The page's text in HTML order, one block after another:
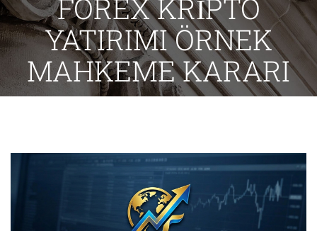
FOREX KRİPTO
YATIRIMI ÖRNEK
MAHKEME KARARI